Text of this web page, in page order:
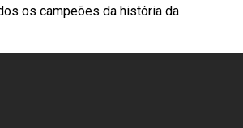
os campeões da história da